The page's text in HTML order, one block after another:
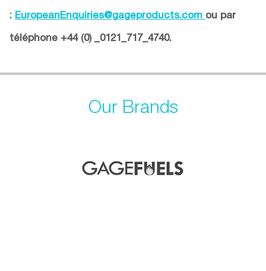
: EuropeanEnquiries@gageproducts.com ou par
téléphone +44 (0) _0121_717_4740.
Our Brands